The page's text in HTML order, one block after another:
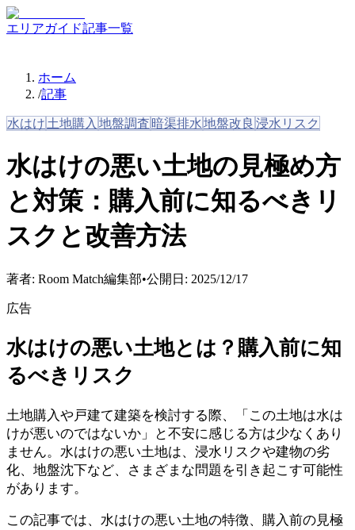
エリアガイド記事一覧
ホーム
/記事
水はけ 土地購入 地盤調査 暗渠排水地盤改良 浸水リスク
水はけの悪い土地の見極め方
と対策：購入前に知るべきリ
スクと改善方法
著者: Room Match編集部•公開日: 2025/12/17
広告
水はけの悪い土地とは？購入前に知
るべきリスク
土地購入や戸建て建築を検討する際、「この土地は水は
けが悪いのではないか」と不安に感じる方は少なくあり
ません。水はけの悪い土地は、浸水リスクや建物の劣
化、地盤沈下など、さまざまな問題を引き起こす可能性
があります。
この記事では、水はけの悪い土地の特徴、購入前の見極